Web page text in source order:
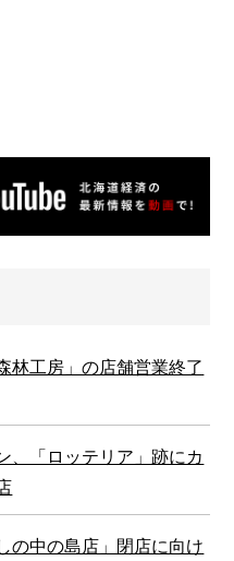
林工房」の店舗営業終了
、「ロッテリア」跡にカ
の中の島店」閉店に向け